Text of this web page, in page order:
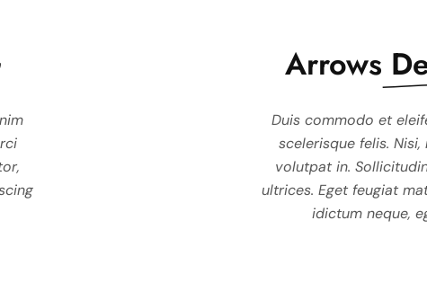
Duis commodo et eleifend auctor nunc,
scelerisque felis. Nisi, mauris, amet
volutpat in. Sollicitudin sagittis quis justo, in
ultrices. Eget feugiat mattis gravida ultrices.
idictum neque, eget duis netus
Arrows
nunc, donec enim
amet adipiscing orci
quis justo, in tortor,
ultrices. Adipiscing
netus habitant.
Duis commodo et
scelerisque felis.
volutpat in.
ultrices. Eget feugiat
idictum neque,